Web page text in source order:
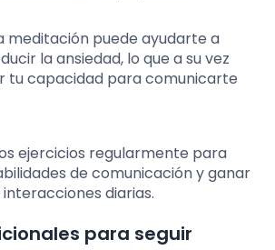
meditación puede ayudarte a
la ansiedad, lo que a su vez
tu capacidad para comunicarte
ejercicios regularmente para
de comunicación y ganar
diarias.
para seguir